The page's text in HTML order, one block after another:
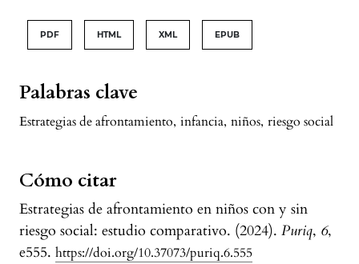
Palabras clave
Estrategias de afrontamiento, infancia, niños, riesgo social
Cómo citar
Estrategias de afrontamiento en niños con y sin
riesgo social: estudio comparativo. (2024). Puriq, 6,
e555. https://doi.org/10.37073/puriq.6.555
PDF HTML XML EPUB